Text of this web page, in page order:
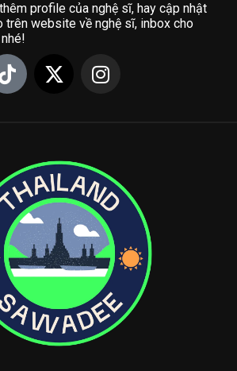
profile của nghệ sĩ, hay cập nhật
trên website về nghệ sĩ, inbox cho